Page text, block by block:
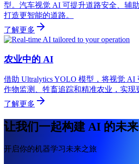
型。汽车视觉 AI 可提升道路安全、辅
打造更智能的道路。
了解更多
农业中的 AI
借助 Ultralytics YOLO 模型，将视觉 AI
作物监测、牲畜追踪和精准农业，实现
了解更多
让我们一起构建 AI 的未来
开启你的机器学习未来之旅